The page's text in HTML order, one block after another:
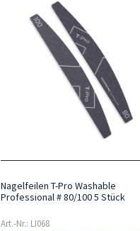
Nagelfeilen T-Pro Washable
Professional # 80/100 5 Stück
Art.-Nr.: LI068